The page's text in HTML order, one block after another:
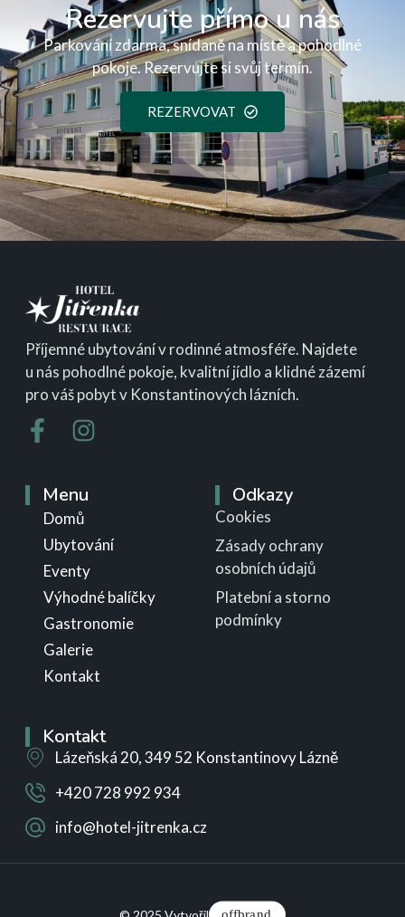
Rezervujte přímo u nás
Parkování zdarma, snídaně na místě a pohodlné
pokoje. Rezervujte si svůj termín.
REZERVOVAT
Příjemné ubytování v rodinné atmosféře. Najdete
u nás pohodlné pokoje, kvalitní jídlo a klidné zázemí
pro váš pobyt v Konstantinových lázních.
Menu
Domů
Ubytování
Eventy
Výhodné balíčky
Gastronomie
Galerie
Kontakt
Odkazy
Cookies
Zásady ochrany
osobních údajů
Platební a storno
podmínky
Kontakt
Lázeňská 20, 349 52 Konstantinovy Lázně
+420 728 992 934
info@hotel-jitrenka.cz